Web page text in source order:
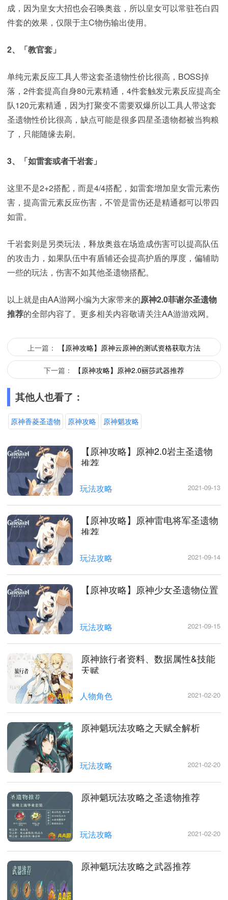
成，因为皇女大招也会召唤奥兹，所以皇女可以常驻苍白四
件套的效果，仅限于主C物伤输出使用。
2、「教官套」
单纯元素反应工具人带这套圣遗物性价比很高，BOSS掉
落，2件套提高自身80元素精通，4件套触发元素反应提高全
队120元素精通，因为打聚变不需要双爆所以工具人带这套
圣遗物性价比很高，缺点可能是很多四星圣遗物都被当狗粮
了，只能随缘去刷。
3、「如雷套或者千岩套」
这里不是2+2搭配，而是4/4搭配，如雷套增加皇女雷元素伤
害，提高雷元素反应伤害，不管是雷伤还是精通都可以带四
如雷。
千岩套则是另类玩法，释放奥兹在场造成伤害可以提高队伍
的攻击力，如果队伍中有盾辅还会提高护盾的厚度，偏辅助
一些的玩法，伤害不如其他圣遗物搭配。
以上就是由AA游网小编为大家带来的原神2.0菲谢尔圣遗物
推荐的全部内容了。更多相关内容敬请关注AA游游戏网。
上一篇： 【原神攻略】原神云原神的测试资格获取方法
下一篇： 【原神攻略】原神2.0丽莎武器推荐
其他人也看了：
原神香菱圣遗物 原神攻略 原神魈攻略
【原神攻略】原神2.0岩主圣遗物
推荐
玩法攻略 2021-09-13
【原神攻略】原神雷电将军圣遗物
推荐
玩法攻略 2021-09-14
【原神攻略】原神少女圣遗物位置
玩法攻略 2021-09-15
原神旅行者资料、数据属性&技能
天赋
人物角色 2021-02-20
原神魈玩法攻略之天赋全解析
玩法攻略 2021-02-20
原神魈玩法攻略之圣遗物推荐
玩法攻略 2021-02-20
原神魈玩法攻略之武器推荐